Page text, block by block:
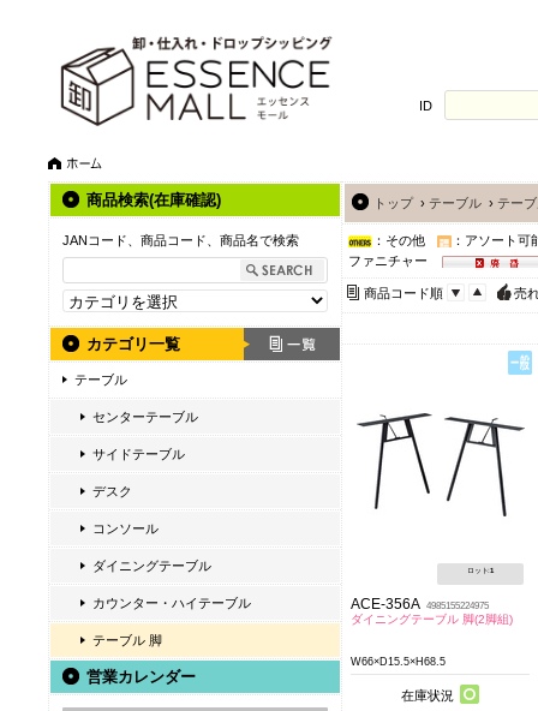
ID
商品検索(在庫確認)
JANコード、商品コード、商品名で検索
カテゴリ一覧
テーブル
センターテーブル
サイドテーブル
デスク
コンソール
ダイニングテーブル
カウンター・ハイテーブル
テーブル 脚
営業カレンダー
トップ› テーブル › テー
：その他
：アソート可
ファニチャー
商品コード順 売
ロット:1
ACE-356A 4985155224975
ダイニングテーブル 脚(2脚組)
W66×D15.5×H68.5
在庫状況